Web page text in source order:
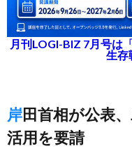
月刊LOGI-BIZ 7月号は
生存
岸田首相が公表、二次避難や物資輸送への
活用を要請